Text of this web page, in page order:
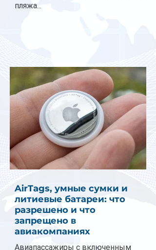
пляжа...
AirTags, умные сумки и
литиевые батареи: что
разрешено и что
запрещено в
авиакомпаниях
Авиапассажиры с включенным